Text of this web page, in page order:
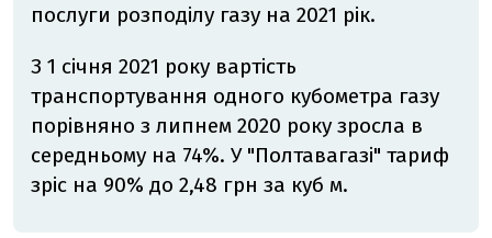
послуги розподілу газу на 2021 рік.
З 1 січня 2021 року вартість
транспортування одного кубометра газу
порівняно з липнем 2020 року зросла в
середньому на 74%. У "Полтавагазі" тариф
зріс на 90% до 2,48 грн за куб м.